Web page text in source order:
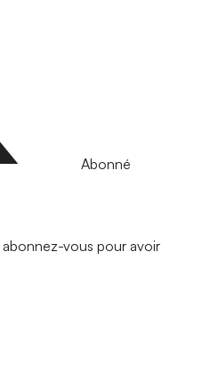
Abonné
vous pour avoir